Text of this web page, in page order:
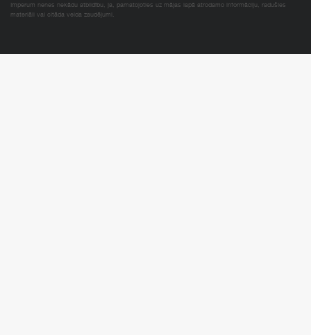
Imperum nenes nekādu atbildību, ja, pamatojoties uz mājas lapā atrodamo informāciju, radušies
materiāli vai citāda veida zaudējumi.